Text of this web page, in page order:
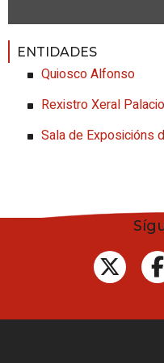
ENTIDADES
Quiosco Alfonso
Rexistro Xeral
Sala de Exposicións